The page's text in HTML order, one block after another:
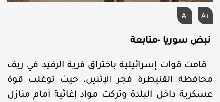
A+
A-
نبض سوريا -متابعة
قامت قوات إسرائيلية باختراق قرية الرفيد في ريف
محافظة القنيطرة فجر الإثنين، حيث توغلت قوة
عسكرية داخل البلدة وتركت مواد إغاثية أمام منازل